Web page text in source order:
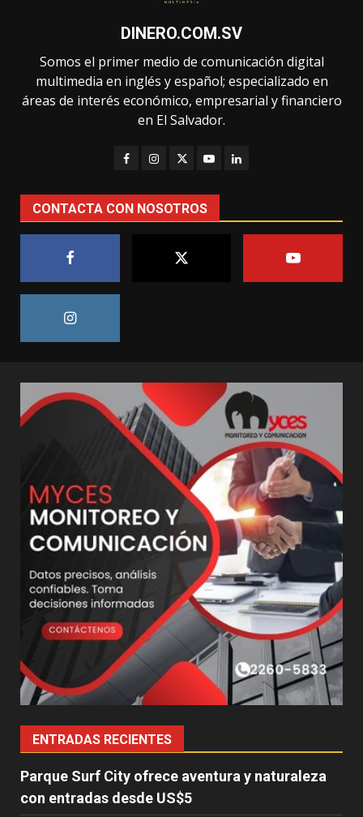
DINERO.COM.SV
Somos el primer medio de comunicación digital
multimedia en inglés y español; especializado en
áreas de interés económico, empresarial y financiero
en El Salvador.
CONTACTA CON NOSOTROS
ENTRADAS RECIENTES
Parque Surf City ofrece aventura y naturaleza
con entradas desde US$5